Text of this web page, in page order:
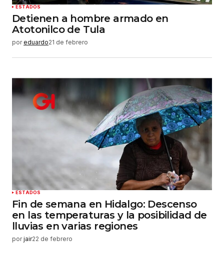
ESTADOS
Detienen a hombre armado en
Atotonilco de Tula
por eduardo21 de febrero
ESTADOS
Fin de semana en Hidalgo: Descenso
en las temperaturas y la posibilidad de
lluvias en varias regiones
por jair22 de febrero